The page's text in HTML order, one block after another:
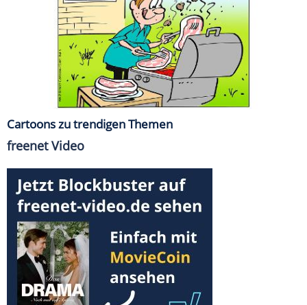
Cartoons zu trendigen Themen
freenet Video